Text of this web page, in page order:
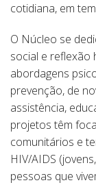
cotidiana, em
O Núcleo se
social e reflexão
abordagens
prevenção, de
assistência,
projetos têm
comunitários e
HIV/AIDS
pessoas que